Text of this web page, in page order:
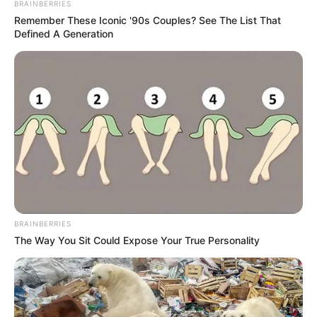
Περισσότερα νέα από την Εύβοια
Σοβαρό τροχαίο στην Εύβοια: Ώρες αγωνίας
για γυναίκα
Η δίδυμη παραλία-έκπληξη της Εύβοιας: Μια
BRAINBERRIES
Remember These Iconic '90s Couples? See The List That
Defined A Generation
BRAINBERRIES
The Way You Sit Could Expose Your True Personality